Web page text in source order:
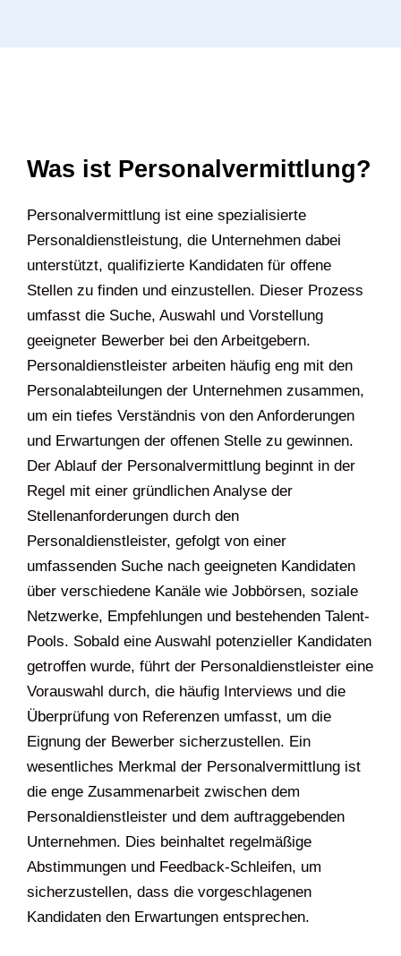
Was ist Personalvermittlung?
Personalvermittlung ist eine spezialisierte
Personaldienstleistung, die Unternehmen dabei
unterstützt, qualifizierte Kandidaten für offene
Stellen zu finden und einzustellen. Dieser Prozess
umfasst die Suche, Auswahl und Vorstellung
geeigneter Bewerber bei den Arbeitgebern.
Personaldienstleister arbeiten häufig eng mit den
Personalabteilungen der Unternehmen zusammen,
um ein tiefes Verständnis von den Anforderungen
und Erwartungen der offenen Stelle zu gewinnen.
Der Ablauf der Personalvermittlung beginnt in der
Regel mit einer gründlichen Analyse der
Stellenanforderungen durch den
Personaldienstleister, gefolgt von einer
umfassenden Suche nach geeigneten Kandidaten
über verschiedene Kanäle wie Jobbörsen, soziale
Netzwerke, Empfehlungen und bestehenden Talent-
Pools. Sobald eine Auswahl potenzieller Kandidaten
getroffen wurde, führt der Personaldienstleister eine
Vorauswahl durch, die häufig Interviews und die
Überprüfung von Referenzen umfasst, um die
Eignung der Bewerber sicherzustellen. Ein
wesentliches Merkmal der Personalvermittlung ist
die enge Zusammenarbeit zwischen dem
Personaldienstleister und dem auftraggebenden
Unternehmen. Dies beinhaltet regelmäßige
Abstimmungen und Feedback-Schleifen, um
sicherzustellen, dass die vorgeschlagenen
Kandidaten den Erwartungen entsprechen.